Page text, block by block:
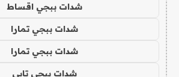
شدات ببجي اقساط
شدات ببجي تمارا
شدات ببجي تمارا
شدات ببجي تابي